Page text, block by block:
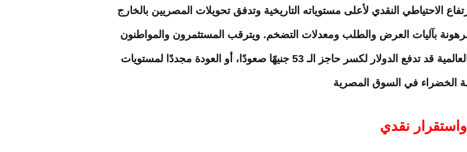
الاحتياطي النقدي لأعلى مستوياته التاريخية وتدفق تحويلات المصريين بالخارج
بآليات العرض والطلب ومعدلات التضخم. ويترقب المستثمرون والمواطنون
أي إشارات جديدة من البنك المركزي أو الأسواق العالمية قد تدفع الدولار لكسر حاجز الـ 53 جنيهًا صعودًا، أو العودة مجددًا لمستويات
الخضراء في السوق المصرية
نقدي